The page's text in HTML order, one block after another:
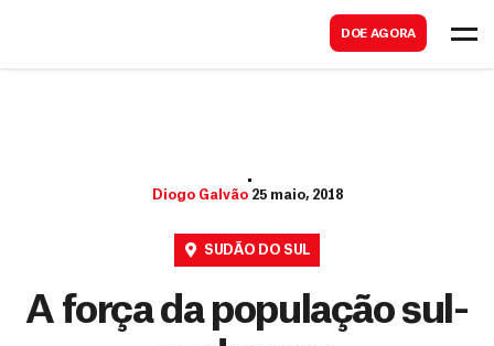
DOE AGORA
Diogo Galvão 25 maio, 2018
SUDÃO DO SUL
A força da população sul-
r